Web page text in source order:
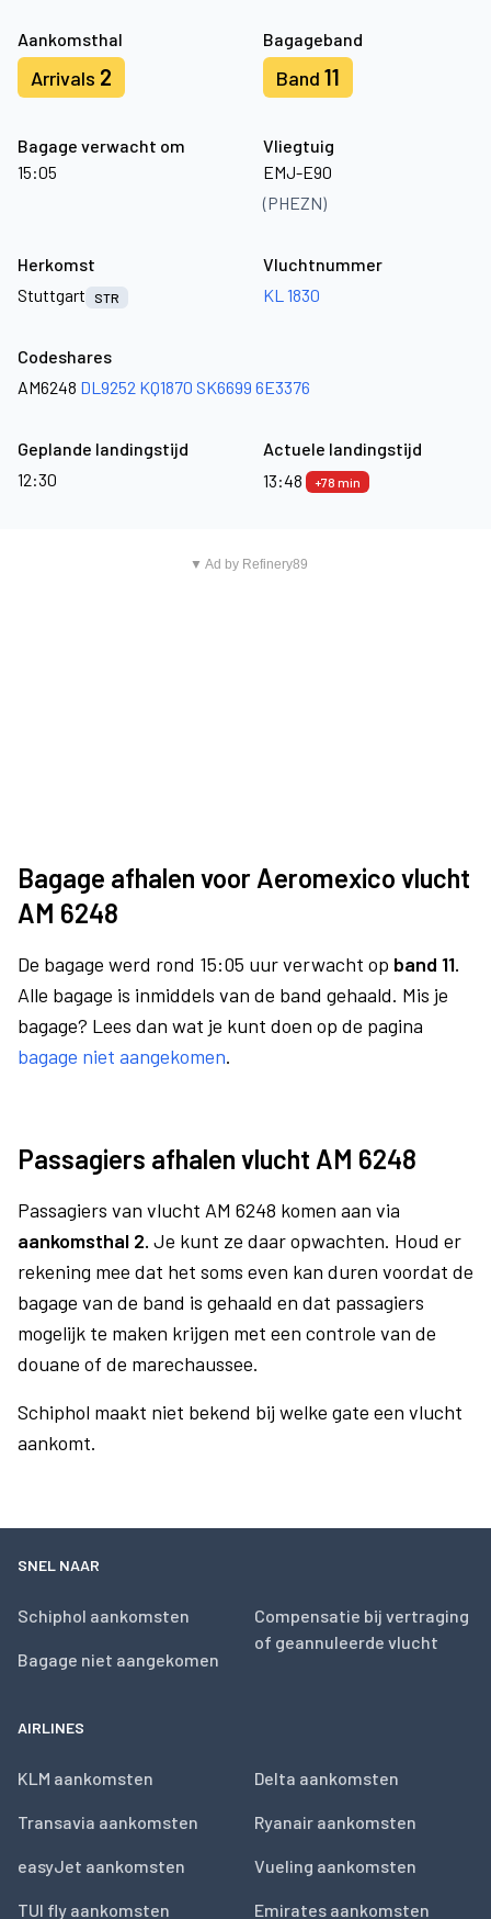
Aankomsthal
Arrivals 2
Bagageband
Band 11
Bagage verwacht om
15:05
Vliegtuig
EMJ-E90
(PHEZN)
Herkomst
Stuttgart
STR
Vluchtnummer
KL 1830
Codeshares
AM6248 DL9252 KQ1870 SK6699 6E3376
Geplande landingstijd
12:30
Actuele landingstijd
13:48
+78 min
▼ Ad by Refinery89
Bagage afhalen voor Aeromexico vlucht
AM 6248
De bagage werd rond 15:05 uur verwacht op band 11.
Alle bagage is inmiddels van de band gehaald. Mis je
bagage? Lees dan wat je kunt doen op de pagina
bagage niet aangekomen.
Passagiers afhalen vlucht AM 6248
Passagiers van vlucht AM 6248 komen aan via
aankomsthal 2. Je kunt ze daar opwachten. Houd er
rekening mee dat het soms even kan duren voordat de
bagage van de band is gehaald en dat passagiers
mogelijk te maken krijgen met een controle van de
douane of de marechaussee.
Schiphol maakt niet bekend bij welke gate een vlucht
aankomt.
SNEL NAAR
Schiphol aankomsten
Bagage niet aangekomen
Compensatie bij vertraging
of geannuleerde vlucht
AIRLINES
KLM aankomsten
Transavia aankomsten
easyJet aankomsten
TUI fly aankomsten
Delta aankomsten
Ryanair aankomsten
Vueling aankomsten
Emirates aankomsten